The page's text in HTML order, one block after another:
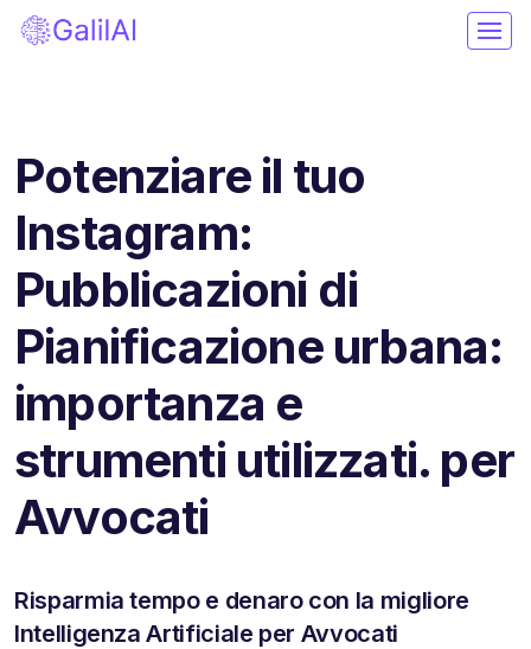
Potenziare il tuo
Instagram:
Pubblicazioni di
Pianificazione urbana:
importanza e
strumenti utilizzati. per
Avvocati
Risparmia tempo e denaro con la migliore
Intelligenza Artificiale per Avvocati